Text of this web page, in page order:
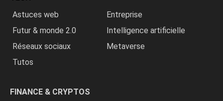
Astuces web
Entreprise
Futur & monde 2.0
Intelligence artificielle
Réseaux sociaux
Metaverse
Tutos
FINANCE & CRYPTOS